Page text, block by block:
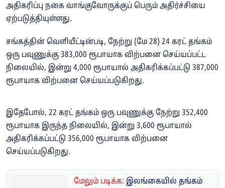
அதிகரிப்பு நகை வாங்குவோருக்குப் பெரும் அதிர்ச்சியை
ஏற்படுத்தியுள்ளது.
சங்கத்தின் வெளியீட்டின்படி, நேற்று (மே 28) 24 கரட் தங்கம்
ஒரு பவுணுக்கு 383,000 ரூபாயாக விற்பனை செய்யப்பட்ட
நிலையில், இன்று 4,000 ரூபாயால் அதிகரிக்கப்பட்டு 387,000
ரூபாயாக விற்பனை செய்யப்படுகிறது.
இதேபோல், 22 கரட் தங்கம் ஒரு பவுணுக்கு நேற்று 352,400
ரூபாயாக இருந்த நிலையில், இன்று 3,600 ரூபாயால்
அதிகரிக்கப்பட்டு 356,000 ரூபாயாக விற்பனை
செய்யப்படுகிறது.
மேலும் படிக்க: இலங்கையில் தங்கம்